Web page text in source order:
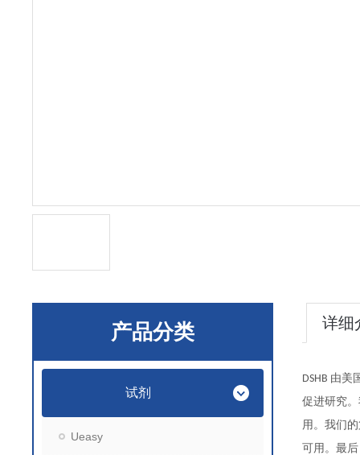
产品分类
试剂
Ueasy
详细
DSHB 由美
促进研究
用。我们
可用。最